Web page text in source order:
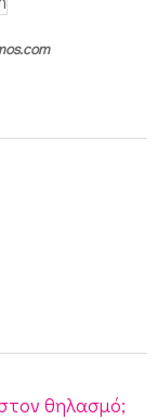
θηλασμό;